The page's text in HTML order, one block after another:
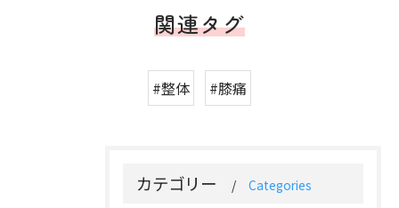
関連タグ
#整体 #膝痛
カテゴリー Categories